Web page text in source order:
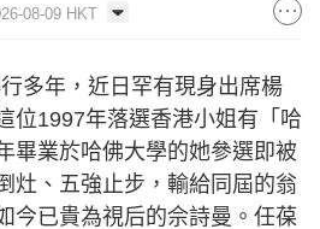
08-09 HKT
多年，近日罕有現身出席楊
位1997年落選香港小姐有「哈
畢業於哈佛大學的她參選即被
灶、五強止步，輸給同屆的翁
今已貴為視后的佘詩曼。任葆